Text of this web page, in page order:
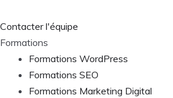
Contacter l'équipe
Formations
Formations WordPress
Formations SEO
Formations Marketing Digital